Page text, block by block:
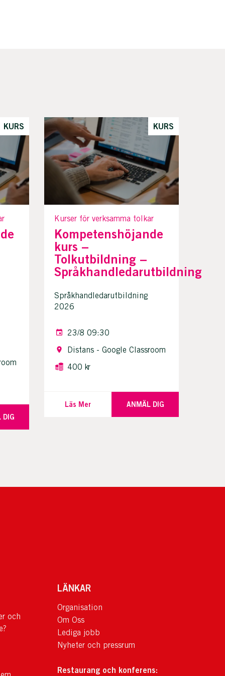
KURS
DIG
KURS
Kurser för verksamma tolkar
Kompetenshöjande
kurs –
Tolkutbildning –
Språkhandledarutbildning
Språkhandledarutbildning
2026
23/8 09:30
Distans - Google Classroom
400 kr
Läs Mer ANMÄL DIG
och
LÄNKAR
Organisation
Om Oss
Lediga jobb
Nyheter och pressrum
Restaurang och konferens: